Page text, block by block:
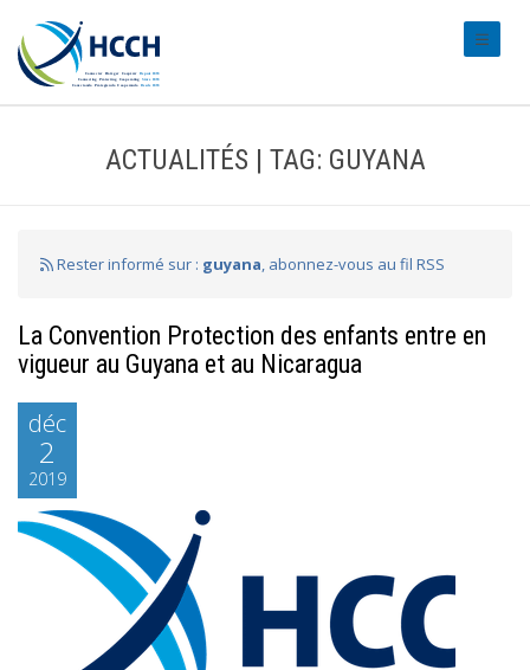
ACTUALITÉS | TAG: GUYANA
Rester informé sur : guyana, abonnez-vous au fil RSS
La Convention Protection des enfants entre en
vigueur au Guyana et au Nicaragua
déc
2
2019